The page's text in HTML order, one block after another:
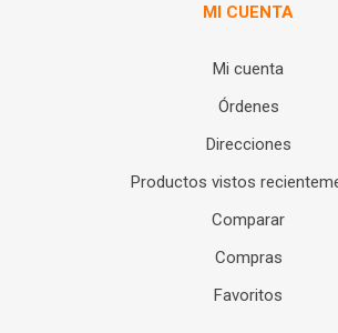
MI CUENTA
Mi cuenta
Órdenes
Direcciones
Productos vistos
Comparar
Compras
Favoritos